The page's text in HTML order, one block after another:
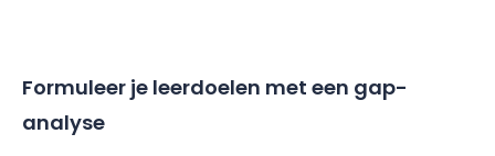
Formuleer je leerdoelen met een gap-
analyse